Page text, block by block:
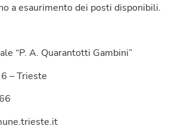
a esaurimento dei posti disponibili.
“P. A. Quarantotti Gambini”
– Trieste